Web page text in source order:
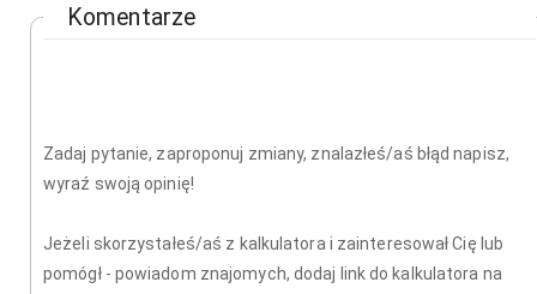
Komentarze
Zadaj pytanie, zaproponuj zmiany, znalazłeś/aś błąd napisz,
wyraź swoją opinię!
Jeżeli skorzystałeś/aś z kalkulatora i zainteresował Cię lub
pomógł - powiadom znajomych, dodaj link do kalkulatora na